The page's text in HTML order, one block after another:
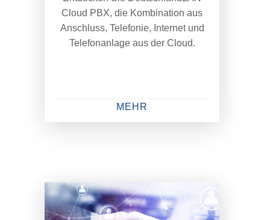
Cloud PBX, die Kombination aus
Anschluss, Telefonie, Internet und
Telefonanlage aus der Cloud.
MEHR